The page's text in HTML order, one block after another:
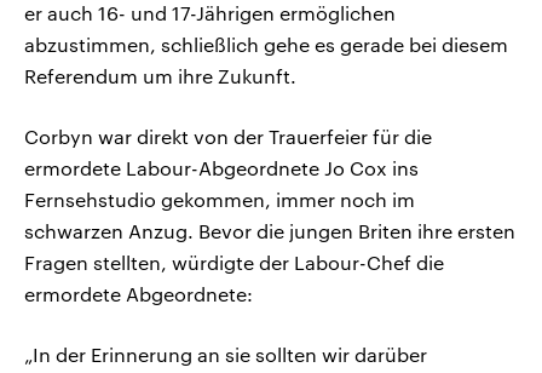
er auch 16- und 17-Jährigen ermöglichen
abzustimmen, schließlich gehe es gerade bei diesem
Referendum um ihre Zukunft.
Corbyn war direkt von der Trauerfeier für die
ermordete Labour-Abgeordnete Jo Cox ins
Fernsehstudio gekommen, immer noch im
schwarzen Anzug. Bevor die jungen Briten ihre ersten
Fragen stellten, würdigte der Labour-Chef die
ermordete Abgeordnete:
„In der Erinnerung an sie sollten wir darüber